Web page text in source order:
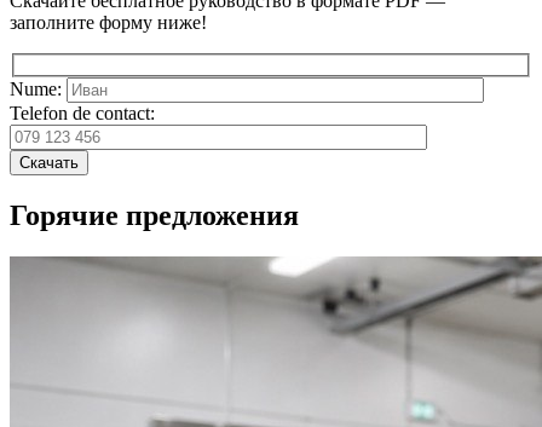
заполните форму ниже!
Nume:
Telefon de contact:
Скачать
Горячие предложения